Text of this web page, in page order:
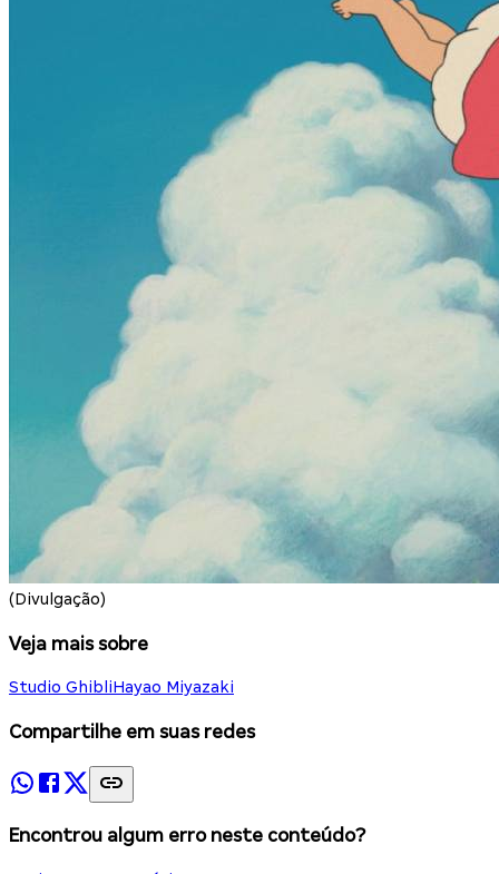
(Divulgação)
Veja mais sobre
Studio GhibliHayao Miyazaki
Compartilhe em suas redes
Encontrou algum erro neste conteúdo?